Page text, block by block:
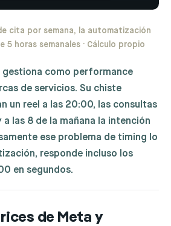
cita por semana, la automatización
5 horas semanales · Cálculo propio
gestiona como performance
de servicios. Su chiste
un reel a las 20:00, las consultas
a las 8 de la mañana la intención
ese problema de timing lo
responde incluso los
en segundos.
de Meta y